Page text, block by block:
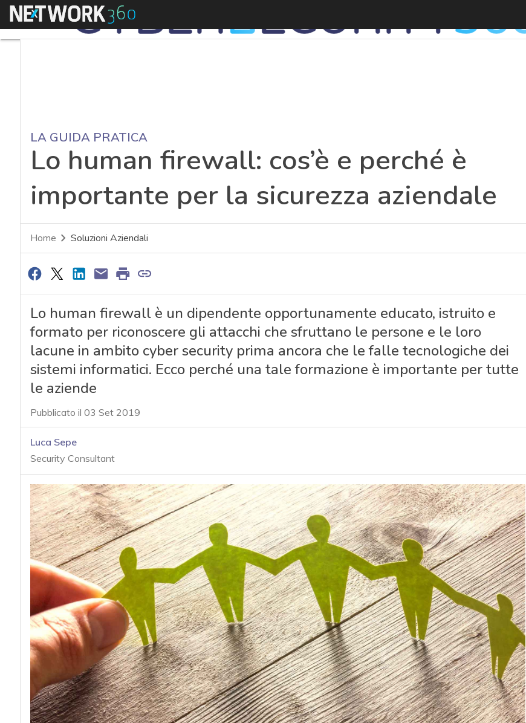
Menu
LA GUIDA PRATICA
Lo human firewall: cos’è e perché è
importante per la sicurezza aziendale
Home Soluzioni Aziendali
Lo human firewall è un dipendente opportunamente educato, istruito e
formato per riconoscere gli attacchi che sfruttano le persone e le loro
lacune in ambito cyber security prima ancora che le falle tecnologiche dei
sistemi informatici. Ecco perché una tale formazione è importante per tutte
le aziende
Pubblicato il 03 Set 2019
Luca Sepe
Security Consultant
C
Cyber security